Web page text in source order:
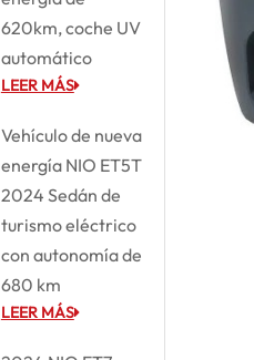
620km, coche UV
automático
LEER MÁS
Vehículo de nueva
energía NIO ET5T
2024 Sedán de
turismo eléctrico
con autonomía de
680 km
LEER MÁS